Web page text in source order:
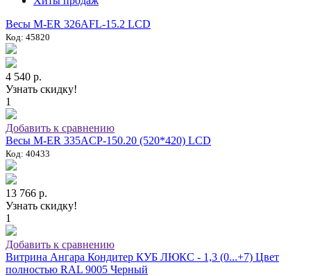
Весы M-ER 326AFL-15.2 LCD
Код: 45820
4 540 р.
Узнать скидку!
1
Добавить к сравнению
Весы M-ER 335ACP-150.20 (520*420) LCD
Код: 40433
13 766 р.
Узнать скидку!
1
Добавить к сравнению
Витрина Ангара Кондитер КУБ ЛЮКС - 1,3 (0...+7) Цвет
полностью RAL 9005 Черный